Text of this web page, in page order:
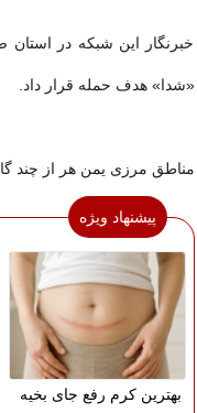
خبرنگار این شبکه در
«شدا» هدف حمله قرار داد.
مناطق مرزی یمن هر از چند
پیشنهاد ویژه
بهترین کرم رفع جای بخیه